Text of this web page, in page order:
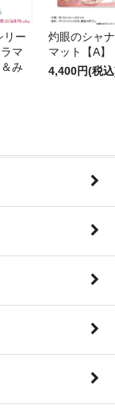
リー
マ
み
灼眼のシャ
マット【A】
4,400円(税